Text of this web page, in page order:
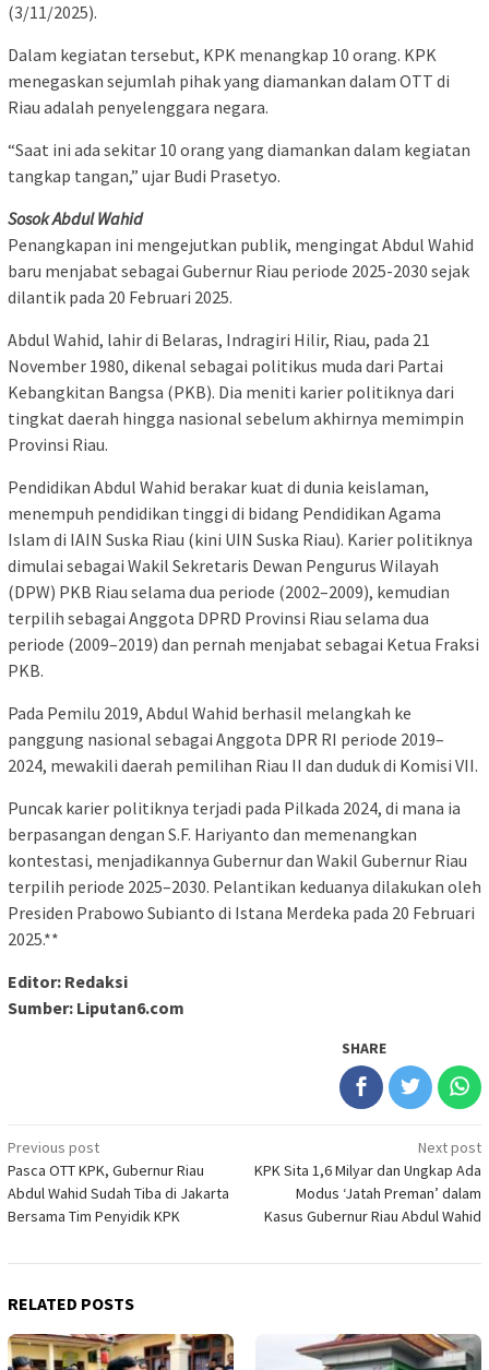
(3/11/2025).
Dalam kegiatan tersebut, KPK menangkap 10 orang. KPK
menegaskan sejumlah pihak yang diamankan dalam OTT di
Riau adalah penyelenggara negara.
“Saat ini ada sekitar 10 orang yang diamankan dalam kegiatan
tangkap tangan,” ujar Budi Prasetyo.
Sosok Abdul Wahid
Penangkapan ini mengejutkan publik, mengingat Abdul Wahid
baru menjabat sebagai Gubernur Riau periode 2025-2030 sejak
dilantik pada 20 Februari 2025.
Abdul Wahid, lahir di Belaras, Indragiri Hilir, Riau, pada 21
November 1980, dikenal sebagai politikus muda dari Partai
Kebangkitan Bangsa (PKB). Dia meniti karier politiknya dari
tingkat daerah hingga nasional sebelum akhirnya memimpin
Provinsi Riau.
Pendidikan Abdul Wahid berakar kuat di dunia keislaman,
menempuh pendidikan tinggi di bidang Pendidikan Agama
Islam di IAIN Suska Riau (kini UIN Suska Riau). Karier politiknya
dimulai sebagai Wakil Sekretaris Dewan Pengurus Wilayah
(DPW) PKB Riau selama dua periode (2002–2009), kemudian
terpilih sebagai Anggota DPRD Provinsi Riau selama dua
periode (2009–2019) dan pernah menjabat sebagai Ketua Fraksi
PKB.
Pada Pemilu 2019, Abdul Wahid berhasil melangkah ke
panggung nasional sebagai Anggota DPR RI periode 2019–
2024, mewakili daerah pemilihan Riau II dan duduk di Komisi VII.
Puncak karier politiknya terjadi pada Pilkada 2024, di mana ia
berpasangan dengan S.F. Hariyanto dan memenangkan
kontestasi, menjadikannya Gubernur dan Wakil Gubernur Riau
terpilih periode 2025–2030. Pelantikan keduanya dilakukan oleh
Presiden Prabowo Subianto di Istana Merdeka pada 20 Februari
2025.**
Editor: Redaksi
Sumber: Liputan6.com
SHARE
Post
navigation
Previous post
Pasca OTT KPK, Gubernur Riau
Abdul Wahid Sudah Tiba di Jakarta
Bersama Tim Penyidik KPK
Next post
KPK Sita 1,6 Milyar dan Ungkap Ada
Modus ‘Jatah Preman’ dalam
Kasus Gubernur Riau Abdul Wahid
RELATED POSTS